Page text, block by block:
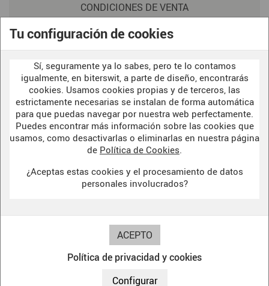
Tu configuración de cookies
Sí, seguramente ya lo sabes, pero te lo contamos
igualmente, en biterswit, a parte de diseño, encontrarás
cookies. Usamos cookies propias y de terceros, las
estrictamente necesarias se instalan de forma automática
para que puedas navegar por nuestra web perfectamente.
Puedes encontrar más información sobre las cookies que
usamos, como desactivarlas o eliminarlas en nuestra página
de Política de Cookies.
¿Aceptas estas cookies y el procesamiento de datos
personales involucrados?
Política de privacidad y cookies
CONDICIONES DE VENTA
POLITICA DE PRIVACIDAD
AVISO LEGAL
POLÍTICA DE COOKIES
WELCOME TO OUR
DARK SIDE
BITERSWIT STUDIO
DARK SIDE